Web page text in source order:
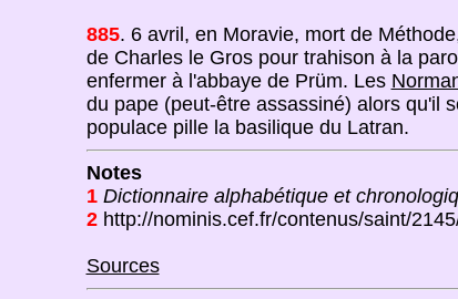
885. 6 avril, en Moravie, mort de
de Charles le Gros pour trahison à la
enfermer à l'abbaye de Prüm. Les
du pape (peut-être assassiné) alors qu'il
populace pille la basilique du Latran.
Notes
1 Dictionnaire alphabétique et
2http://nominis.cef.fr/contenus/saint/
Sources